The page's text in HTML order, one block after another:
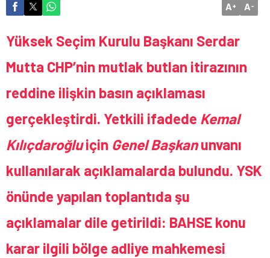
A+ A-
Yüksek Seçim Kurulu Başkanı Serdar
Mutta CHP’nin mutlak butlan itirazının
reddine ilişkin basın açıklaması
gerçekleştirdi. Yetkili ifadede Kemal
Kılıçdaroğluiçin Genel Başkanunvanı
kullanılarak açıklamalarda bulundu. YSK
önünde yapılan toplantıda şu
açıklamalar dile getirildi: BAHSE konu
karar ilgili bölge adliye mahkemesi